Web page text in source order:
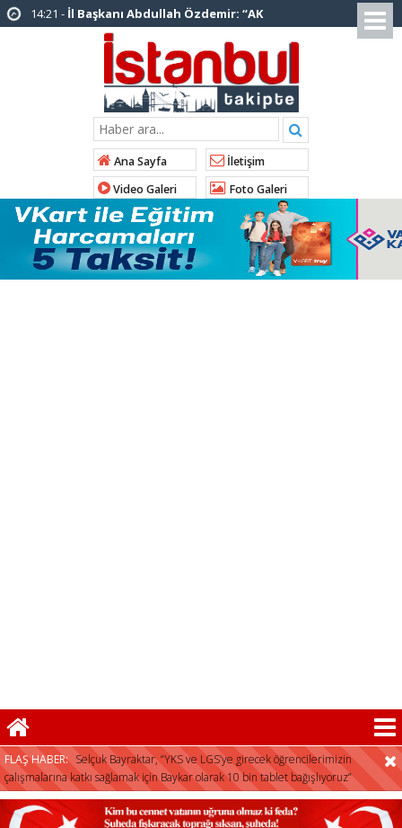
14:20 - Şadi Yazıcı, “Silivri’den alınan talimatla
hakkımda karalama kampanyası yürütülüyor”
AK Parti’ye katılan ilçe belediye
başkanlarından İl Başkanı Özdemir’e ziyaret
Tuzla Belediye Başkanı Eren Ali
Bingöl’den İBB’ye tepki
İstanbul Emniyet Müdürlüğünden
“Gök Kubbe’de, Mavi Vatan’da, Şanlı Topraklarda:
İstanbul Emniyeti Her Yerde” paylaşımı
19:26 -Çekmeköy Belediye Başkanı Orhan
Çerkez AK Parti’ye katıldı
Ana Sayfa
İletişim
Video Galeri
Foto Galeri
FLAŞ HABER: Selçuk Bayraktar, “YKS ve LGS’ye girecek öğrencilerimizin
çalışmalarına katkı sağlamak için Baykar olarak 10 bin tablet bağışlıyoruz”